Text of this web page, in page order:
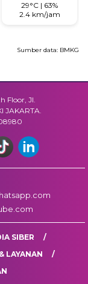
29°C | 63%
2.4 km/jam
Sumber data: BMKG
Floor, Jl.
JAKARTA.
SIBER
LAYANAN